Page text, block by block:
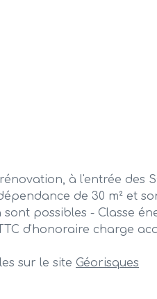
à l'entrée des
de 30 m² et
possibles - Classe
d'honoraire charge
sur le site Géorisques